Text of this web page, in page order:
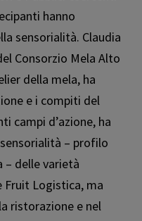
hanno
sensorialità. Claudia
Consorzio Mela Alto
della mela, ha
e i compiti del
campi d’azione, ha
– profilo
– delle varietà
Logistica, ma
ristorazione e nel